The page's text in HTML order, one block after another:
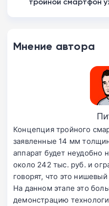
Мнение автора
Концепция тройного
заявленные 14 мм
аппарат будет неудобно
около 242 тыс. руб. и
говорят, что это
На данном этапе это
демонстрацию